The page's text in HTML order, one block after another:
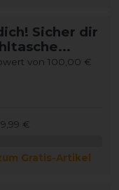
Sicher dir
von 100,00 €
€
Gratis-Artikel